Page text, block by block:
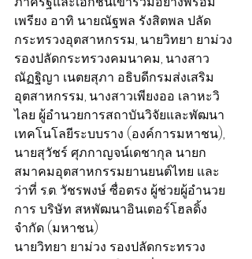
เพรียง อาทิ นายณัฐพล รังสิตพล ปลัด
กระทรวงอุตสาหกรรม, นายวิทยา ยาม่วง
รองปลัดกระทรวงคมนาคม, นางสาว
ณัฏฐิญา เนตยสุภา อธิบดีกรมส่งเสริม
อุตสาหกรรม, นางสาวเพียงออ เลาหะวิ
ไลย ผู้อำนวยการสถาบันวิจัยและพัฒนา
เทคโนโลยีระบบราง (องค์การมหาชน),
นายสุวัชร์ ศุภกาญจน์เดชากุล นายก
สมาคมอุตสาหกรรมยานยนต์ไทย และ
ว่าที่ ร.ต. วัชรพงษ์ ซื่อตรง ผู้ช่วยผู้อำนวย
การ บริษัท สหพัฒนาอินเตอร์โฮลดิ้ง
จำกัด (มหาชน)
นายวิทยา ยาม่วง รองปลัดกระทรวง